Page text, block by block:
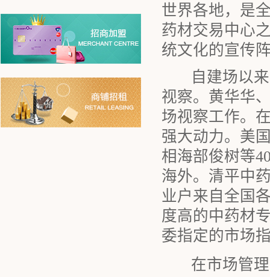
世界各地，是
药材交易中心
统文化的宣传
自建场以来
视察。黄华华
场视察工作。
强大动力。美
相海部俊树等
海外。清平中
业户来自全国
度高的中药材
委指定的市场
在市场管理